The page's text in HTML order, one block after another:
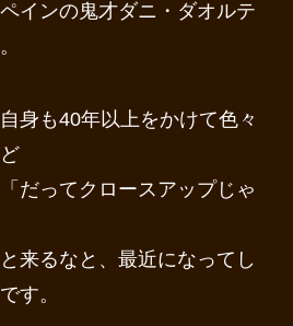
インの鬼才ダニ・ダオルテ
身も40年以上をかけて色々
だってクロースアップじゃ
来るなと、最近になってし
す。